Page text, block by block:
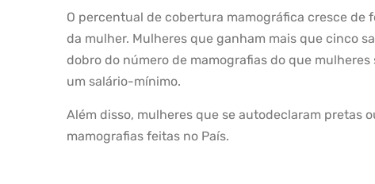
O percentual de cobertura mamográfica cresce de
da mulher. Mulheres que ganham mais que cinco
dobro do número de mamografias do que
um salário-mínimo.
Além disso, mulheres que se autodeclaram pretas
mamografias feitas no País.